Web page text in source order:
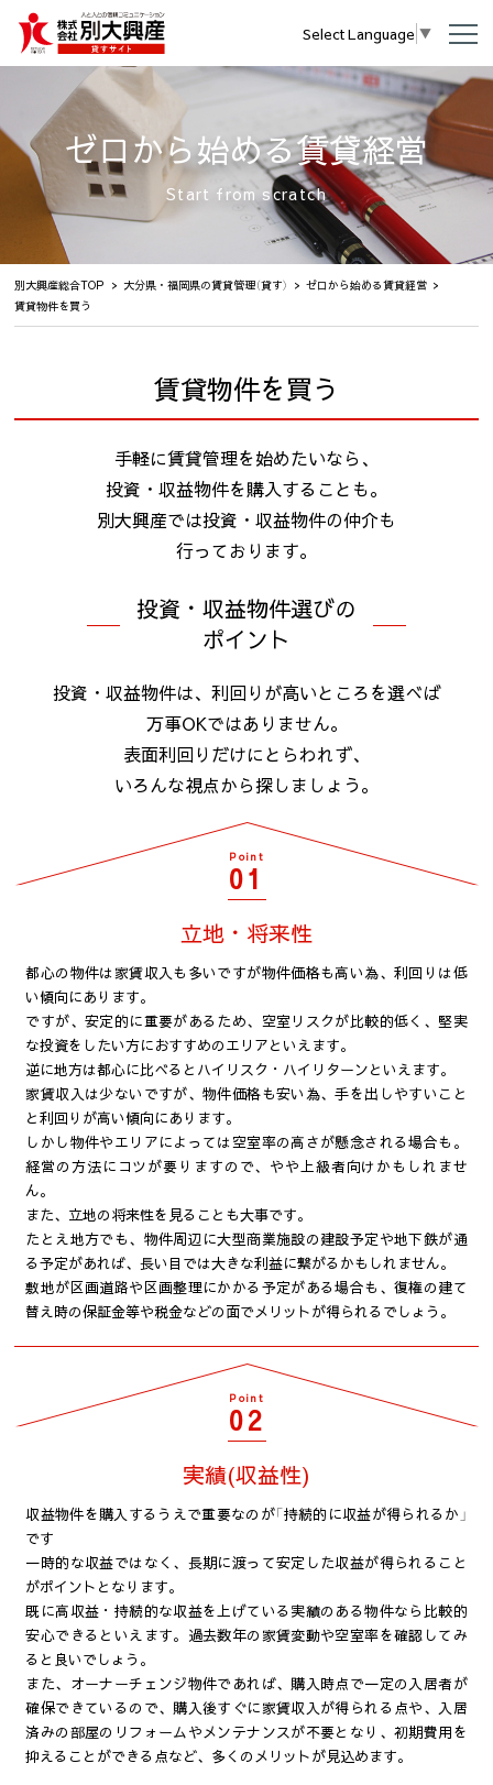
Select Language ▼
ゼロから始める賃貸経営
Start from scratch
別大興産総合TOP 大分県・福岡県の賃貸管理（貸す）
ゼロから始める賃貸経営
賃貸物件を買う
賃貸物件を買う
手軽に賃貸管理を始めたいなら、
投資・収益物件を購入することも。
別大興産では投資・収益物件の仲介も
行っております。
投資・収益物件選びの
ポイント
投資・収益物件は、利回りが高いところを選べば
万事OKではありません。
表面利回りだけにとらわれず、
いろんな視点から探しましょう。
Point
01
立地・将来性
都心の物件は家賃収入も多いですが物件価格も高い為、利回りは低
い傾向にあります。
ですが、安定的に重要があるため、空室リスクが比較的低く、堅実
な投資をしたい方におすすめのエリアといえます。
逆に地方は都心に比べるとハイリスク・ハイリターンといえます。
家賃収入は少ないですが、物件価格も安い為、手を出しやすいこと
と利回りが高い傾向にあります。
しかし物件やエリアによっては空室率の高さが懸念される場合も。
経営の方法にコツが要りますので、やや上級者向けかもしれませ
ん。
また、立地の将来性を見ることも大事です。
たとえ地方でも、物件周辺に大型商業施設の建設予定や地下鉄が通
る予定があれば、長い目では大きな利益に繋がるかもしれません。
敷地が区画道路や区画整理にかかる予定がある場合も、復権の建て
替え時の保証金等や税金などの面でメリットが得られるでしょう。
Point
02
実績(収益性)
収益物件を購入するうえで重要なのが「持続的に収益が得られるか」
です
一時的な収益ではなく、長期に渡って安定した収益が得られること
がポイントとなります。
既に高収益・持続的な収益を上げている実績のある物件なら比較的
安心できるといえます。過去数年の家賃変動や空室率を確認してみ
ると良いでしょう。
また、オーナーチェンジ物件であれば、購入時点で一定の入居者が
確保できているので、購入後すぐに家賃収入が得られる点や、入居
済みの部屋のリフォームやメンテナンスが不要となり、初期費用を
抑えることができる点など、多くのメリットが見込めます。